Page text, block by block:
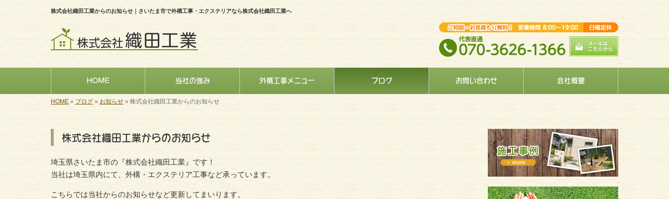
株式会社織田工業からのお知らせ｜さいたま市で外構工事・エクステリアなら株式会社織田工業へ
HOME 当社の強み 外構工事メニュー ブログ お問い合わせ 会社概要
HOME» ブログ » お知らせ»株式会社織田工業からのお知らせ
株式会社織田工業からのお知らせ
埼玉県さいたま市の『株式会社織田工業』です！
当社は埼玉県内にて、外構・エクステリア工事など承っています。
こちらでは当社からのお知らせなど更新してまいります。